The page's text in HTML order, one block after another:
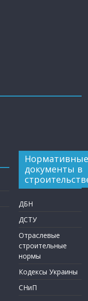
Нормативные
документы в
ДБН
ДСТУ
Отраслевые
строительные
нормы
Кодексы Украины
СНиП